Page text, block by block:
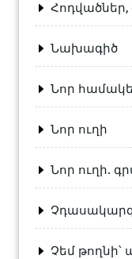
Հոդվածներ,
Նախագիծ
Նոր
Նոր ուղի
Նոր ուղի.
Չեմ